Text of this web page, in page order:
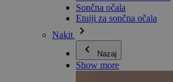
Sončna očala
Etuiji za sončna očala
Nakit
Nazaj
Show more